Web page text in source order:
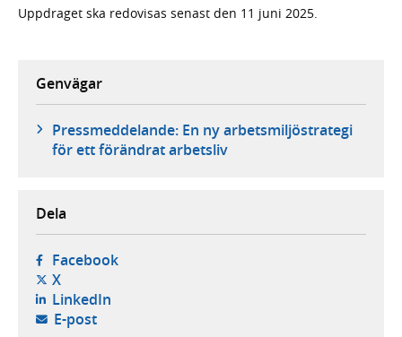
Uppdraget ska redovisas senast den 11 juni 2025.
Genvägar
Pressmeddelande: En ny arbetsmiljöstrategi
för ett förändrat arbetsliv
Dela
Facebook- öppnas i ny flik, extern webbplats,
X- öppnas i ny flik, extern webbplats,
LinkedIn- öppnas i ny flik, extern webbplats,
E-post- öppnar din e-postklient,